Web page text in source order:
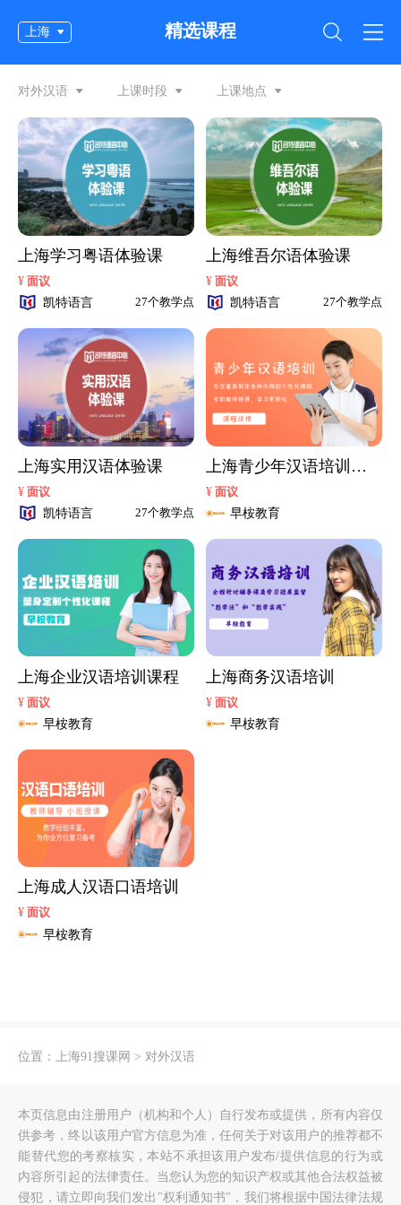
上海 精选课程
对外汉语 上课时段 上课地点
上海学习粤语体验课
¥ 面议
凯特语言 27个教学点
上海维吾尔语体验课
¥ 面议
凯特语言 27个教学点
上海实用汉语体验课
¥ 面议
凯特语言 27个教学点
上海青少年汉语培训课
程
¥ 面议
早桉教育
上海企业汉语培训课程
¥ 面议
早桉教育
上海商务汉语培训
¥ 面议
早桉教育
上海成人汉语口语培训
¥ 面议
早桉教育
位置： 上海91搜课网 > 对外汉语
本页信息由注册用户（机构和个人）自行发布或提供，所有内容仅
供参考，终以该用户官方信息为准，任何关于对该用户的推荐都不
能替代您的考察核实，本站不承担该用户发布/提供信息的行为或
内容所引起的法律责任。当您认为您的知识产权或其他合法权益被
侵犯，请立即向我们发出"权利通知书"，我们将根据中国法律法规